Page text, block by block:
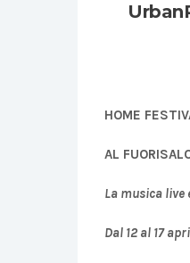
HOME
AL
La musica live
Dal 12 al 17